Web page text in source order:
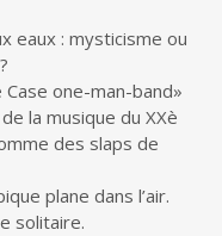
eaux : mysticisme ou
one-man-band»
la musique du XXè
des slaps de
plane dans l’air.
solitaire.